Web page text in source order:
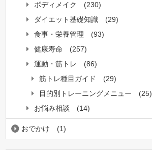
ボディメイク
(230)
ダイエット基礎知識
(29)
食事・栄養管理
(93)
健康寿命
(257)
運動・筋トレ
(86)
筋トレ種目ガイド
(29)
目的別トレーニングメニュー
(25)
お悩み相談
(14)
おでかけ (1)